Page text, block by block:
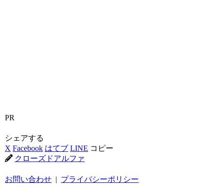
PR
シェアする
X Facebook はてブ LINE コピー
クローズドアルファ
お問い合わせ | プライバシーポリシー